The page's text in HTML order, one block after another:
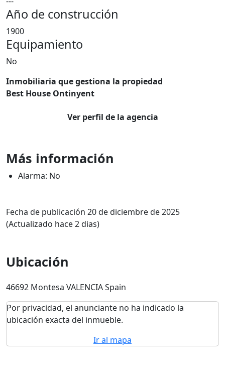
Año de construcción
1900
Equipamiento
No
Inmobiliaria que gestiona la propiedad
Best House Ontinyent
Ver perfil de la agencia
Más información
Alarma: No
Fecha de publicación 20 de diciembre de 2025
(Actualizado hace 2 dias)
Ubicación
46692 Montesa VALENCIA Spain
Por privacidad, el anunciante no ha indicado la
ubicación exacta del inmueble.
Ir al mapa